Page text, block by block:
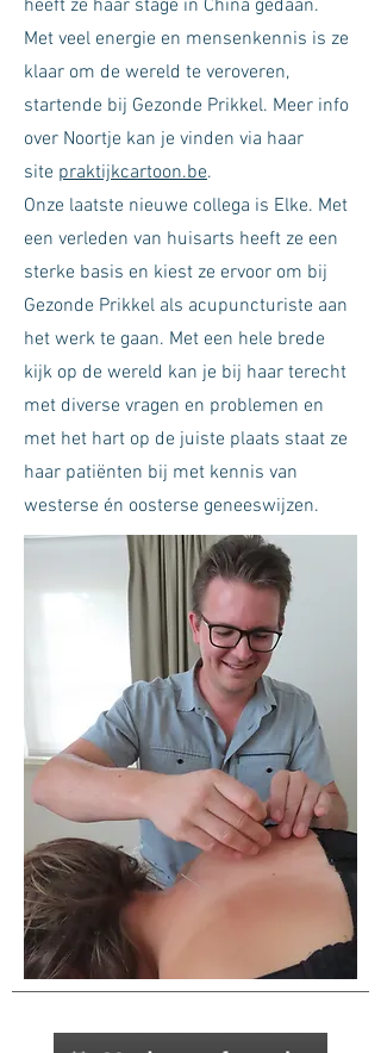
heeft ze haar stage in China gedaan.
Met veel energie en mensenkennis is ze
klaar om de wereld te veroveren,
startende bij Gezonde Prikkel. Meer info
over Noortje kan je vinden via haar
site praktijkcartoon.be.
Onze laatste nieuwe collega is Elke. Met
een verleden van huisarts heeft ze een
sterke basis en kiest ze ervoor om bij
Gezonde Prikkel als acupuncturiste aan
het werk te gaan. Met een hele brede
kijk op de wereld kan je bij haar terecht
met diverse vragen en problemen en
met het hart op de juiste plaats staat ze
haar patiënten bij met kennis van
westerse én oosterse geneeswijzen.